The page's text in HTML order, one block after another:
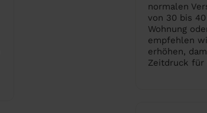
normalen
von 30 bis
Wohnung
empfehlen
erhöhen,
Zeitdruck für